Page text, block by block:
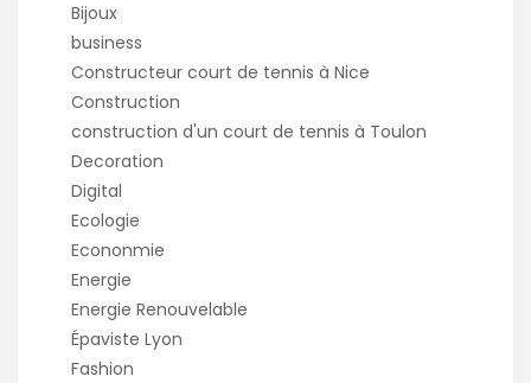
Bijoux
business
Constructeur court de tennis à Nice
Construction
construction d'un court de tennis à Toulon
Decoration
Digital
Ecologie
Econonmie
Energie
Energie Renouvelable
Épaviste Lyon
Fashion